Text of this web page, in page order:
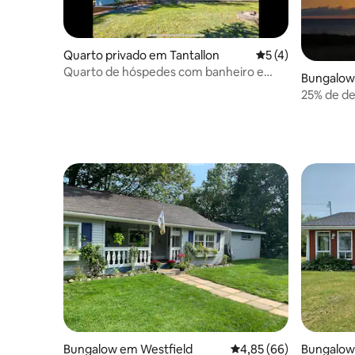
Quarto privado em Tantallon Classificação
5 (4)
Quarto de hóspedes com banheiro e
25% de
Bungalow em Westfield Classificação média
4,85 (66)